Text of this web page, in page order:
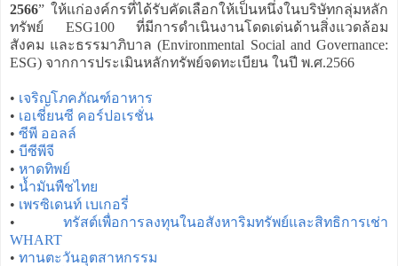
2566” ให้แก่องค์กรที่ได้รับคัดเลือกให้เป็นหนึ่งในบริษัทกลุ่มหลัก
ทรัพย์ ESG100 ที่มีการดำเนินงานโดดเด่นด้านสิ่งแวดล้อม
สังคม และธรรมาภิบาล (Environmental Social and Governance:
ESG) จากการประเมินหลักทรัพย์จดทะเบียน ในปี พ.ศ.2566
• เจริญโภคภัณฑ์อาหาร
• เอเชี่ยนซี คอร์ปอเรชั่น
• ซีพี ออลล์
• บีซีพีจี
• หาดทิพย์
• น้ำมันพืชไทย
• เพรซิเดนท์ เบเกอรี่
• ทรัสต์เพื่อการลงทุนในอสังหาริมทรัพย์และสิทธิการเช่า
WHART
• ทานตะวันอุตสาหกรรม